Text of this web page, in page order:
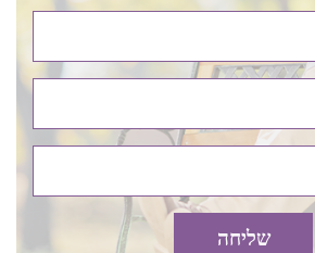
מידי קומפקטית וגם קלנועית יחיד
בהחלט תעשה את העבודה.
לקלנועית בים המלח בנוסף לקלנועית,
את האחסון שלהם. ישנם אביזרים כאלה